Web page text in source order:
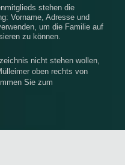
stehen die
Vorname, Adresse und
um die Familie auf
zu können.
nicht stehen wollen,
oben rechts von
Sie zum